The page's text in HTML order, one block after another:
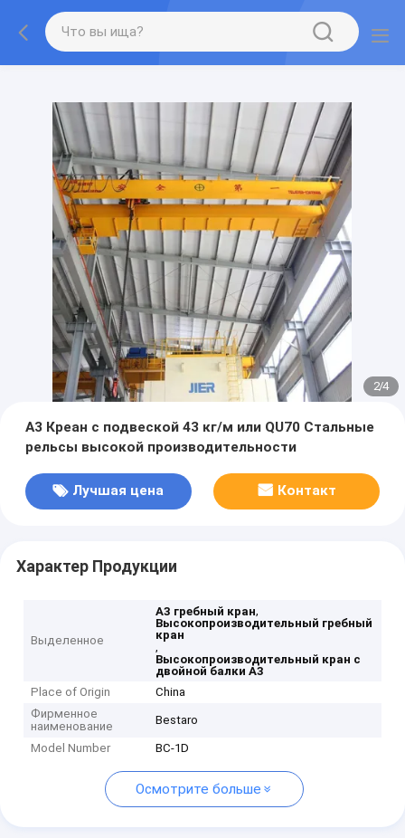
gtag('config', 'G-QWE9HWC3PF', {cookie_flags:
"SameSite=None;Secure"});
2/4
А3 Креан с подвеской 43 кг/м или QU70 Стальные
рельсы высокой производительности
Лучшая цена Контакт
Характер Продукции
Выделенное
А3 гребный кран,
Высокопроизводительный гребный
кран
,
Высокопроизводительный кран с
двойной балки А3
Place of Origin
China
Фирменное
наименование
Bestaro
Model Number BC-1D
Осмотрите больше